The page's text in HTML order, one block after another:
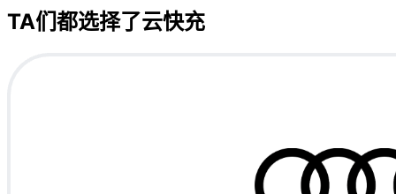
TA们都选择了云快充